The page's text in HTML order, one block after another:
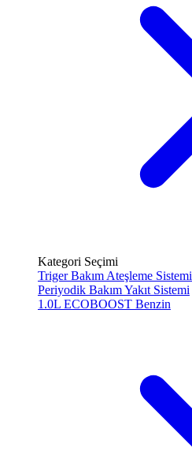
Kategori Seçimi
Triger Bakım Ateşleme Sistemi
Periyodik BakımYakıt Sistemi
1.0L ECOBOOST Benzin